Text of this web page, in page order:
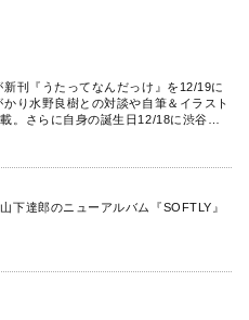
新刊『うたってなんだっけ』を12/19に
り水野良樹との対談や自筆＆イラスト
。さらに自身の誕生日12/18に渋谷で
下達郎のニューアルバム『SOFTLY』